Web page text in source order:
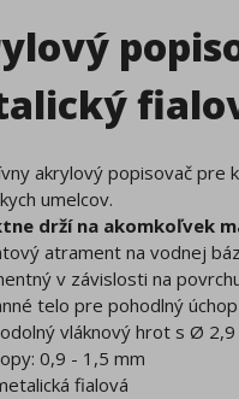
akrylový popisovač pre
umelcov.
drží na akomkoľvek
atrament na vodnej
v závislosti na
telo pre pohodlný úchop
vláknový hrot s Ø 2,9
0,9 - 1,5 mm
fialová